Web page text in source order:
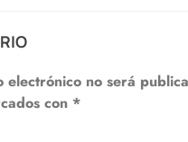
electrónico no será
con *